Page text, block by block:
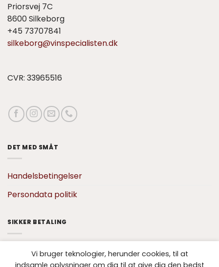
Priorsvej 7C
8600 Silkeborg
+45 73707841
silkeborg@vinspecialisten.dk
CVR: 33965516
DET MED SMÅT
Handelsbetingelser
Persondata politik
SIKKER BETALING
Vi bruger teknologier, herunder cookies, til at
indsamle oplysninger om dig til at give dig den bedst